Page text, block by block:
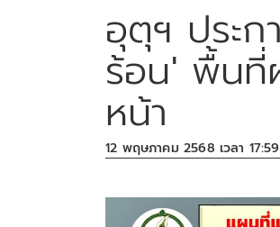
อุตุฯ ประ
ร้อน' พื้นที่
หน้า
12 พฤษภาคม 2568 เวลา